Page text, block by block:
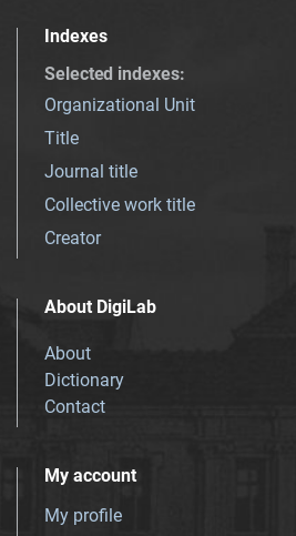
Indexes
Selected indexes:
Organizational Unit
Title
Journal title
Collective work title
Creator
About DigiLab
About
Dictionary
Contact
My account
My profile